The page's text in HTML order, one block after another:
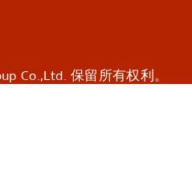
Co.,Ltd. 保留所有权利。